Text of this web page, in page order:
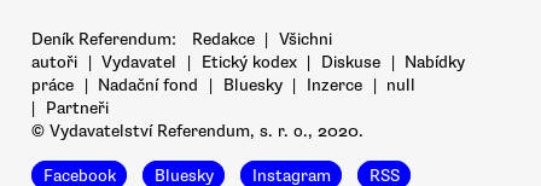
Deník Referendum: Redakce | Všichni
autoři | Vydavatel | Etický kodex | Diskuse | Nabídky
práce | Nadační fond | Bluesky | Inzerce | null
|
Partneři
© Vydavatelství Referendum, s. r. o., 2020.
Facebook Bluesky Instagram RSS